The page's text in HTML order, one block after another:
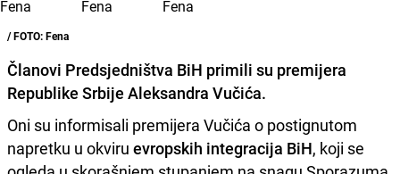
/ FOTO: Fena
Članovi Predsjedništva BiH primili su premijera
Republike Srbije Aleksandra Vučića.
Oni su informisali premijera Vučića o postignutom
napretku u okviru evropskih integracija BiH, koji se